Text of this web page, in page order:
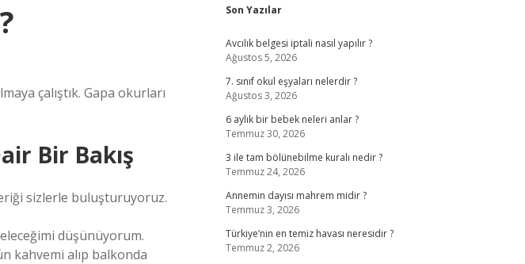
çalıştık. Gapa okurları
Bir Bakış
sizlerle buluşturuyoruz.
düşünüyorum.
kahvemi alıp balkonda
Sidebar
Son Yazılar
Avcılık belgesi iptali nasıl yapılır ?
Ağustos 5, 2026
7. sınıf okul eşyaları nelerdir ?
Ağustos 3, 2026
6 aylık bir bebek neleri anlar ?
Temmuz 30, 2026
3 ile tam bölünebilme kuralı nedir ?
Temmuz 24, 2026
Annemin dayısı mahrem midir ?
Temmuz 3, 2026
Türkiye’nin en temiz havası neresidir ?
Temmuz 2, 2026